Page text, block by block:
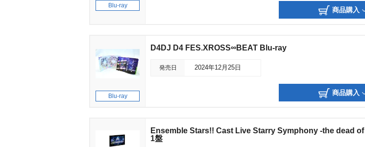
Blu-ray
商品購入
Blu-ray
D4DJ D4 FES.XROSS∞BEAT Blu-ray
発売日 2024年12月25日
商品購入
Ensemble Stars!! Cast Live Starry Symphony -the dead
1盤